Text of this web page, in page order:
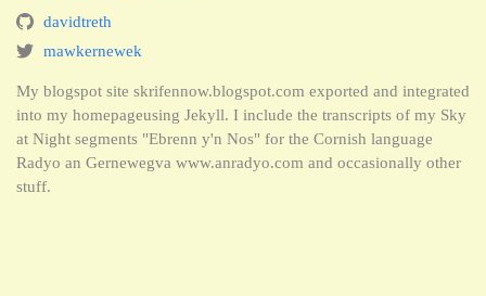
davidtreth
mawkernewek
My blogspot site skrifennow.blogspot.com exported and integrated
into my homepageusing Jekyll. I include the transcripts of my Sky
at Night segments "Ebrenn y'n Nos" for the Cornish language
Radyo an Gernewegva www.anradyo.com and occasionally other
stuff.